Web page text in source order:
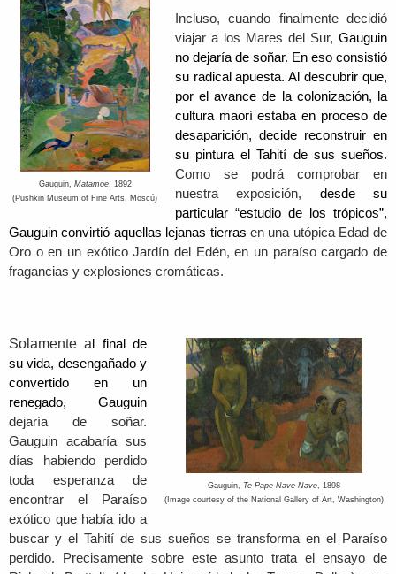
Gauguin, Matamoe, 1892
(Pushkin Museum of Fine Arts, Moscú)
Incluso, cuando finalmente decidió
viajar a los Mares del Sur, Gauguin
no dejaría de soñar. En eso consistió
su radical apuesta. Al descubrir que,
por el avance de la colonización, la
cultura maorí estaba en proceso de
desaparición, decide reconstruir en
su pintura el Tahití de sus sueños.
Como se podrá comprobar en
nuestra exposición, desde su
particular “estudio de los trópicos”,
Gauguin convirtió aquellas lejanas tierras en una utópica Edad de
Oro o en un exótico Jardín del Edén, en un paraíso cargado de
fragancias y explosiones cromáticas.
Gauguin, Te Pape Nave Nave, 1898
(Image courtesy of the National Gallery of Art, Washington)
Solamente a l final de
su vida, desengañado y
convertido en un
renegado, Gauguin
dejaría de soñar.
Gauguin acabaría sus
días habiendo perdido
toda esperanza de
encontrar el Paraíso
exótico que había ido a
buscar y el Tahití de sus sueños se transforma en el Paraíso
perdido. Precisamente sobre este asunto trata el ensayo de